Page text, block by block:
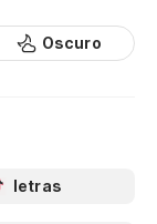
Oscuro
letras